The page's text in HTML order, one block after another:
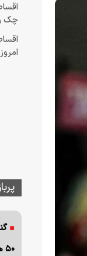
چک
۵۰ همت از مطالبات